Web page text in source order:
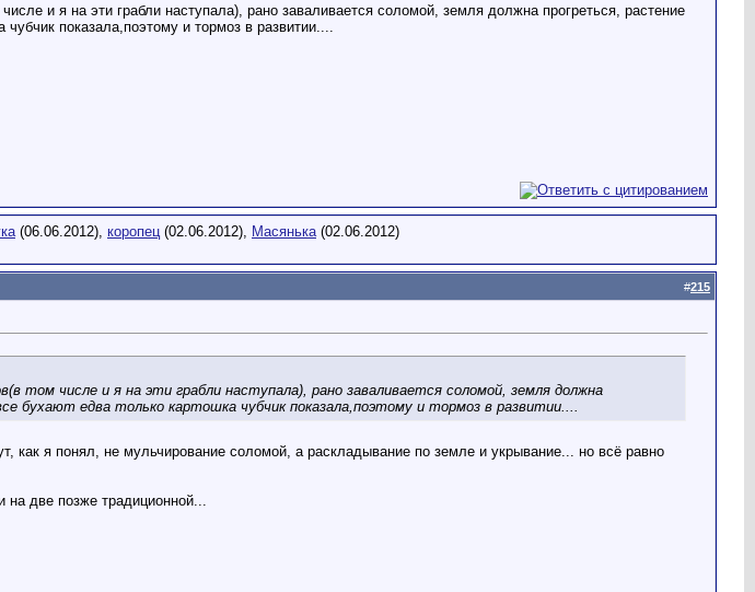
и я на эти грабли наступала), рано заваливается соломой, земля должна прогреться, растение
показала,поэтому и тормоз в развитии....
(06.06.2012), коропец(02.06.2012), Масянька(02.06.2012)
#215
том числе и я на эти грабли наступала), рано заваливается соломой, земля должна
бухают едва только картошка чубчик показала,поэтому и тормоз в развитии....
как я понял, не мульчирование соломой, а раскладывание по земле и укрывание... но всё равно
на две позже традиционной...